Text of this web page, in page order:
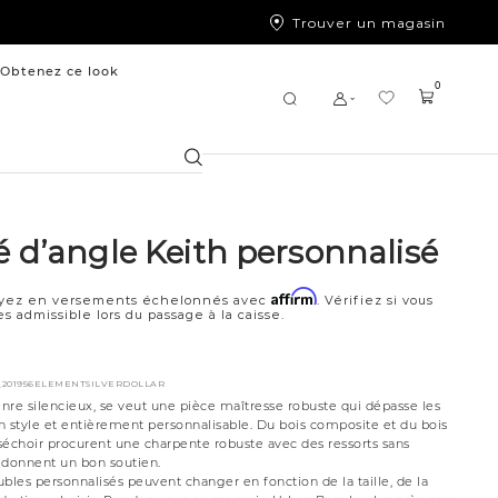
Trouver un magasin
Obtenez ce look
Chercher
0
d’angle Keith personnalisé
en versements échelonnés avecAffirm. Vérifiez si vous
admissible lors du passage à la caisse.
silencieux, se veut une pièce maîtresse robuste qui dépasse les
style et entièrement personnalisable. Du bois composite et du bois
procurent une charpente robuste avec des ressorts sans
un bon soutien.
personnalisés peuvent changer en fonction de la taille, de la